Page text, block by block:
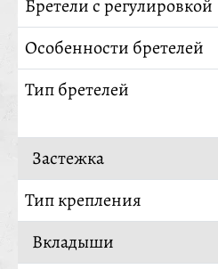
Бретели с регулировкой
Особенности бретелей
Тип бретелей
Застежка
Тип крепления
Вкладыши